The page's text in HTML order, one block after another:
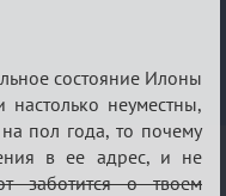
состояние Илоны
неуместны,
пол года, то почему
в ее адрес, и не
заботится о твоем